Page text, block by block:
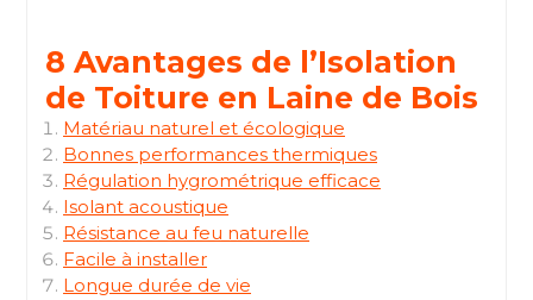
8 Avantages de l’Isolation
de Toiture en Laine de Bois
Matériau naturel et écologique
Bonnes performances thermiques
Régulation hygrométrique efficace
Isolant acoustique
Résistance au feu naturelle
Facile à installer
Longue durée de vie